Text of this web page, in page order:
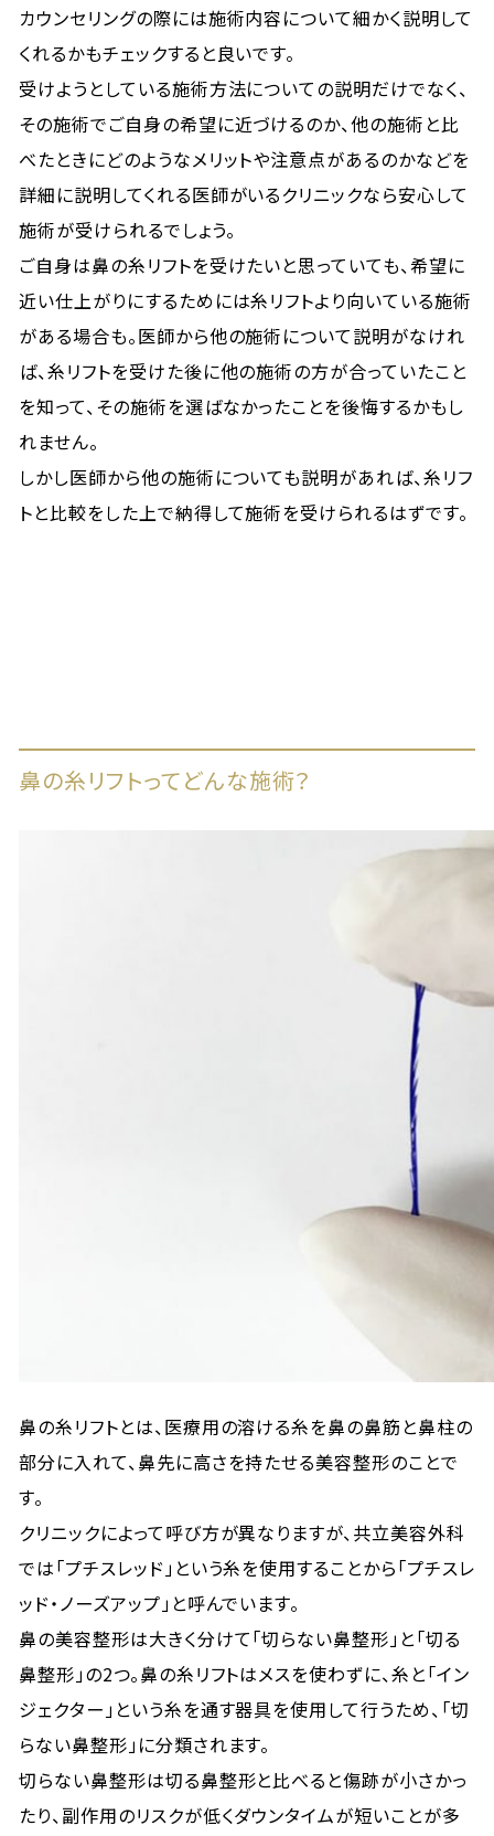
カウンセリングの際には施術内容について細かく説明して
くれるかもチェックすると良いです。
受けようとしている施術方法についての説明だけでなく、
その施術でご自身の希望に近づけるのか、他の施術と比
べたときにどのようなメリットや注意点があるのかなどを
詳細に説明してくれる医師がいるクリニックなら安心して
施術が受けられるでしょう。
ご自身は鼻の糸リフトを受けたいと思っていても、希望に
近い仕上がりにするためには糸リフトより向いている施術
がある場合も。医師から他の施術について説明がなけれ
ば、糸リフトを受けた後に他の施術の方が合っていたこと
を知って、その施術を選ばなかったことを後悔するかもし
れません。
しかし医師から他の施術についても説明があれば、糸リフ
トと比較をした上で納得して施術を受けられるはずです。
鼻の糸リフトってどんな施術？
鼻の糸リフトとは、医療用の溶ける糸を鼻の鼻筋と鼻柱の
部分に入れて、鼻先に高さを持たせる美容整形のことで
す。
クリニックによって呼び方が異なりますが、共立美容外科
では「プチスレッド」という糸を使用することから「プチスレ
ッド・ノーズアップ」と呼んでいます。
鼻の美容整形は大きく分けて「切らない鼻整形」と「切る
鼻整形」の2つ。鼻の糸リフトはメスを使わずに、糸と「イン
ジェクター」という糸を通す器具を使用して行うため、「切
らない鼻整形」に分類されます。
切らない鼻整形は切る鼻整形と比べると傷跡が小さかっ
たり、副作用のリスクが低くダウンタイムが短いことが多